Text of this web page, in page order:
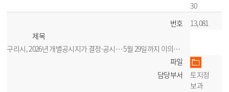
30
번호
13,081
제목
구리시, 2026년 개별공시지가 결정·공시… 5월 29일까지 이의신청 접수
파일
담당부서
토지정
보과